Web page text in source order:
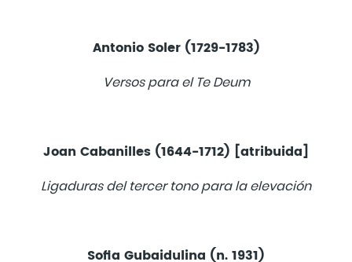
Antonio Soler (1729-1783)
Versos para el Te Deum
Joan Cabanilles (1644-1712) [atribuida]
Ligaduras del tercer tono para la elevación
Sofia Gubaidulina (n. 1931)